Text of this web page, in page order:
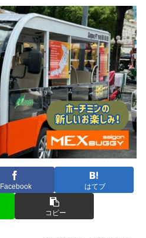
Facebook はてブ
コピー